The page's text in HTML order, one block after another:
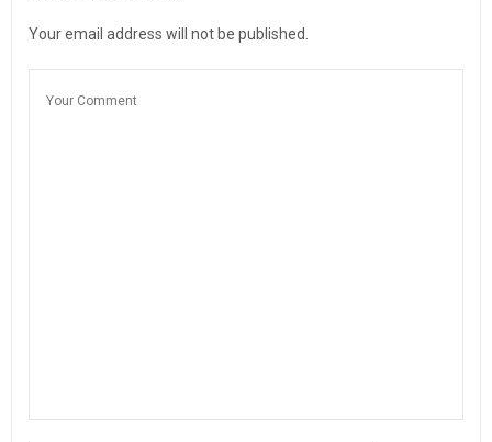
Your email address will not be published.